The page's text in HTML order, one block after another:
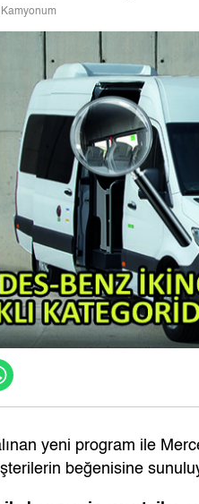
| Kamyonum
yeni program ile
beğenisine